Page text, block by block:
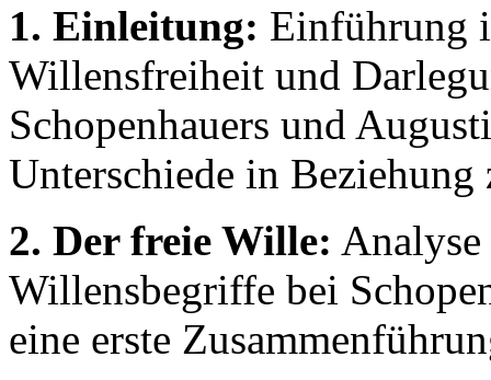
1. Einleitung: Einführung
Willensfreiheit und
Schopenhauers und
Unterschiede in Beziehung
2. Der freie Wille:
Willensbegriffe bei
eine erste